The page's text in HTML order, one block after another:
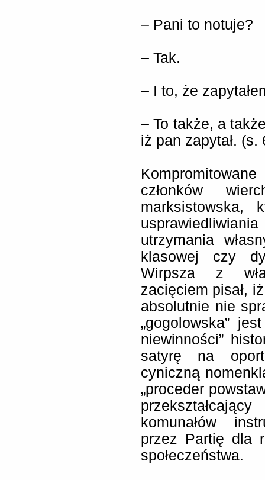
– Pani to notuje?
– Tak.
– I to, że
– To także, a
iż pan zapytał. (s.
członków
marksistowska,
utrzymania
klasowej czy
Wirpsza z
zacięciem pisał,
absolutnie nie
„gogolowska”
niewinności”
satyrę na
cyniczną
„proceder
komunałów
przez Partię dla
społeczeństwa.